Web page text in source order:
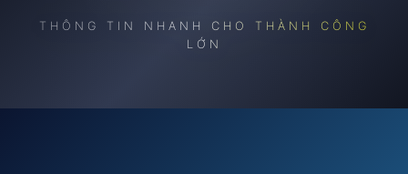
THÔNG TIN NHANH CHO THÀNH CÔNG
LỚN